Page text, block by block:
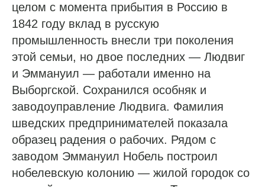
целом с момента прибытия в Россию в
1842 году вклад в русскую
промышленность внесли три поколения
этой семьи, но двое последних — Людвиг
и Эммануил — работали именно на
Выборгской. Сохранился особняк и
заводоуправление Людвига. Фамилия
шведских предпринимателей показала
образец радения о рабочих. Рядом с
заводом Эммануил Нобель построил
нобелевскую колонию — жилой городок со